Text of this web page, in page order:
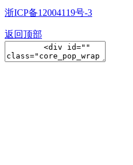
浙ICP备12004119号-3
返回顶部